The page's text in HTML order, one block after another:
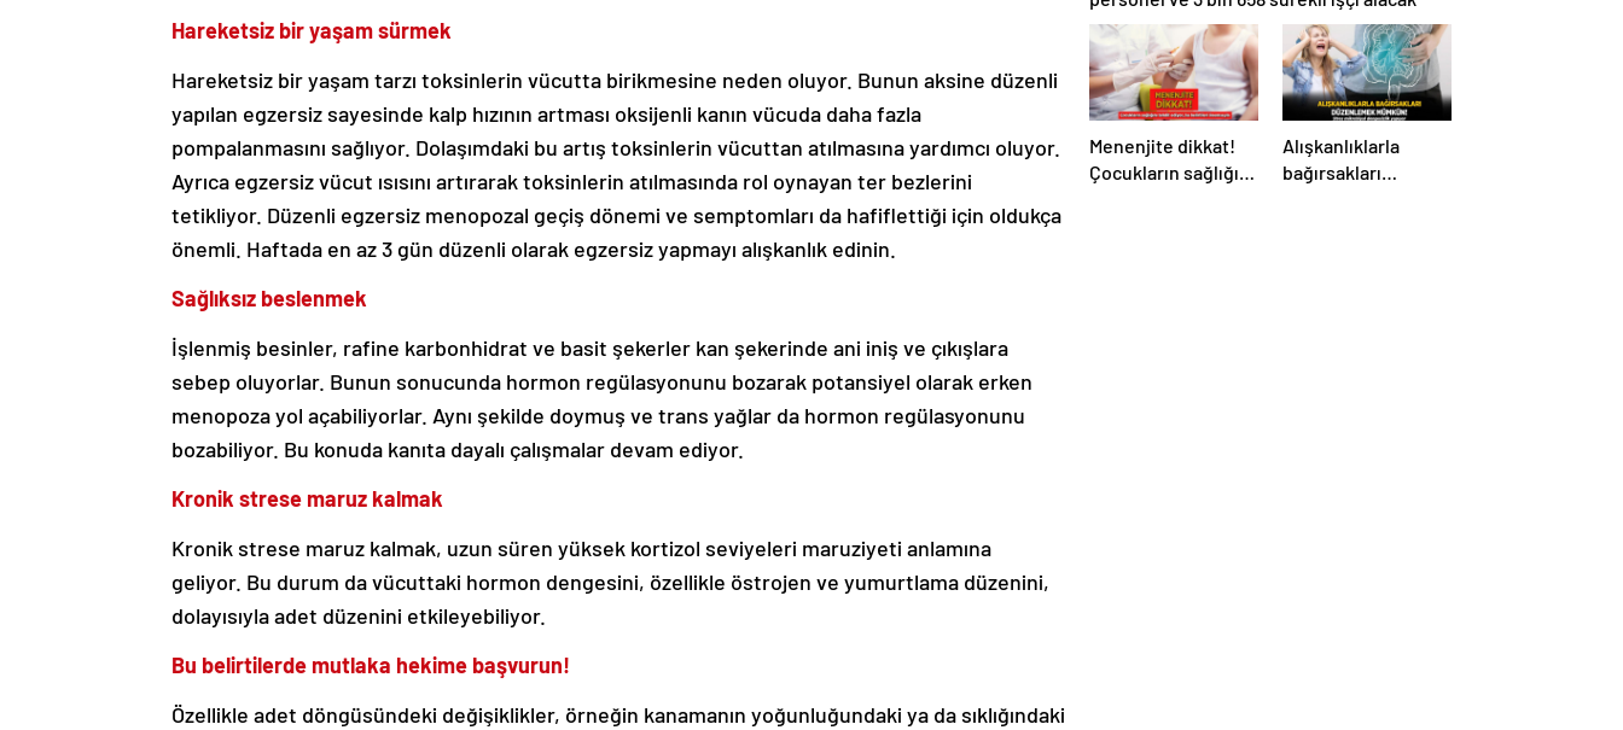
Hareketsiz bir yaşam sürmek
Hareketsiz bir yaşam tarzı toksinlerin vücutta birikmesine neden oluyor. Bunun aksine düzenli
yapılan egzersiz sayesinde kalp hızının artması oksijenli kanın vücuda daha fazla
pompalanmasını sağlıyor. Dolaşımdaki bu artış toksinlerin vücuttan atılmasına yardımcı oluyor.
Ayrıca egzersiz vücut ısısını artırarak toksinlerin atılmasında rol oynayan ter bezlerini
tetikliyor. Düzenli egzersiz menopozal geçiş dönemi ve semptomları da hafiflettiği için oldukça
önemli. Haftada en az 3 gün düzenli olarak egzersiz yapmayı alışkanlık edinin.
Sağlıksız beslenmek
İşlenmiş besinler, rafine karbonhidrat ve basit şekerler kan şekerinde ani iniş ve çıkışlara
sebep oluyorlar. Bunun sonucunda hormon regülasyonunu bozarak potansiyel olarak erken
menopoza yol açabiliyorlar. Aynı şekilde doymuş ve trans yağlar da hormon regülasyonunu
bozabiliyor. Bu konuda kanıta dayalı çalışmalar devam ediyor.
Kronik strese maruz kalmak
Kronik strese maruz kalmak, uzun süren yüksek kortizol seviyeleri maruziyeti anlamına
geliyor. Bu durum da vücuttaki hormon dengesini, özellikle östrojen ve yumurtlama düzenini,
dolayısıyla adet düzenini etkileyebiliyor.
Bu belirtilerde mutlaka hekime başvurun!
Özellikle adet döngüsündeki değişiklikler, örneğin kanamanın yoğunluğundaki ya da sıklığındaki
Menenjite dikkat!
Çocukların sağlığını
Alışkanlıklarla
bağırsakları